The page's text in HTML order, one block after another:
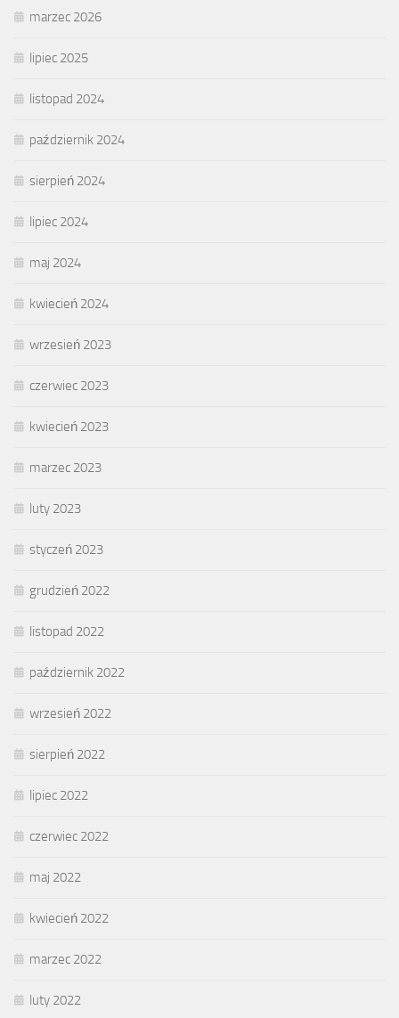
marzec 2026
lipiec 2025
listopad 2024
październik 2024
sierpień 2024
lipiec 2024
maj 2024
kwiecień 2024
wrzesień 2023
czerwiec 2023
kwiecień 2023
marzec 2023
luty 2023
styczeń 2023
grudzień 2022
listopad 2022
październik 2022
wrzesień 2022
sierpień 2022
lipiec 2022
czerwiec 2022
maj 2022
kwiecień 2022
marzec 2022
luty 2022